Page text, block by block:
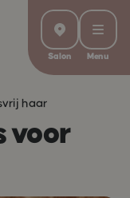
Salon Menu
haar
voor